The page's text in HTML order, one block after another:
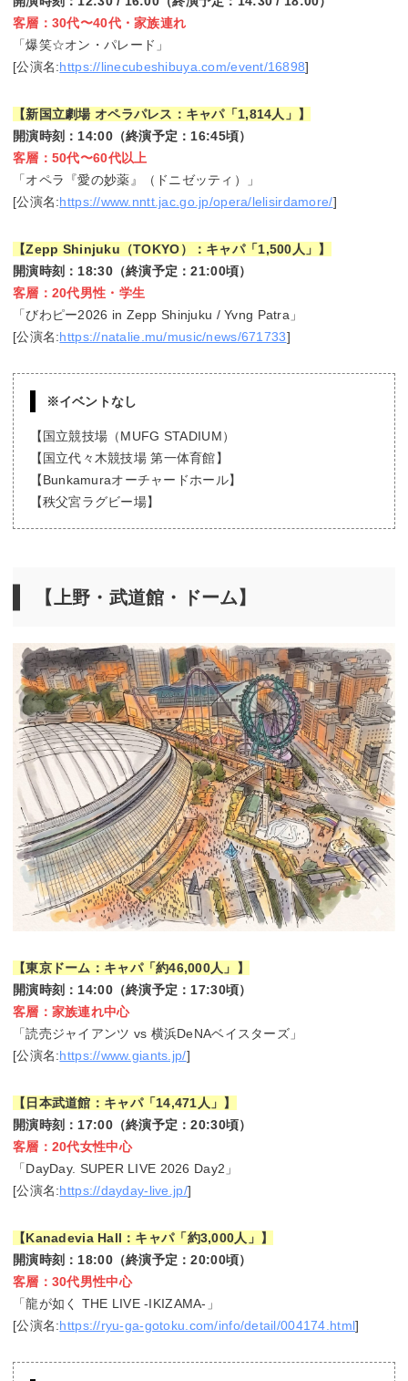
客層：30代〜40代・家族連れ
「爆笑☆オン・パレード」
[公演名:https://linecubeshibuya.com/event/16898]
【新国立劇場 オペラパレス：キャパ「1,814人」】
開演時刻：14:00（終演予定：16:45頃）
客層：50代〜60代以上
「オペラ『愛の妙薬』（ドニゼッティ）」
[公演名:https://www.nntt.jac.go.jp/opera/lelisirdamore/]
【Zepp Shinjuku（TOKYO）：キャパ「1,500人」】
開演時刻：18:30（終演予定：21:00頃）
客層：20代男性・学生
「びわピー2026 in Zepp Shinjuku / Yvng Patra」
[公演名:https://natalie.mu/music/news/671733]
※イベントなし
【国立競技場（MUFG STADIUM）
【国立代々木競技場 第一体育館】
【Bunkamuraオーチャードホール】
【秩父宮ラグビー場】
【上野・武道館・ドーム】
【東京ドーム：キャパ「約46,000人」】
開演時刻：14:00（終演予定：17:30頃）
客層：家族連れ中心
「読売ジャイアンツ vs 横浜DeNAベイスターズ」
[公演名:https://www.giants.jp/]
【日本武道館：キャパ「14,471人」】
開演時刻：17:00（終演予定：20:30頃）
客層：20代女性中心
「DayDay. SUPER LIVE 2026 Day2」
[公演名:https://dayday-live.jp/]
【Kanadevia Hall：キャパ「約3,000人」】
開演時刻：18:00（終演予定：20:00頃）
客層：30代男性中心
「龍が如く THE LIVE -IKIZAMA-」
[公演名:https://ryu-ga-gotoku.com/info/detail/004174.html]